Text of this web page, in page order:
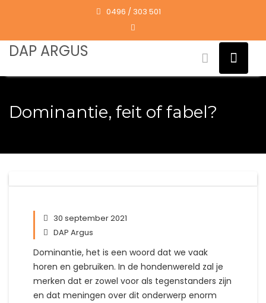
0496 / 303 501
DAP ARGUS
Dominantie, feit of fabel?
30 september 2021
DAP Argus
Dominantie, het is een woord dat we vaak
horen en gebruiken. In de hondenwereld zal je
merken dat er zowel voor als tegenstanders zijn
en dat meningen over dit onderwerp enorm